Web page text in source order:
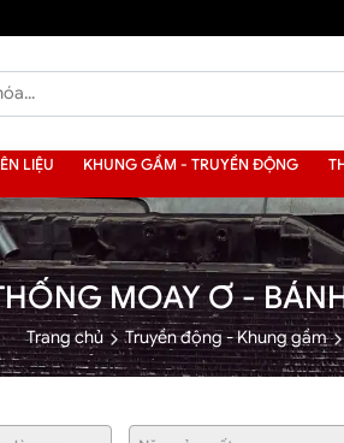
LIỆU KHUNG GẦM - TRUYỀN ĐỘNG
MOAY Ơ -
Trang chủ Truyền động - Khung gầm